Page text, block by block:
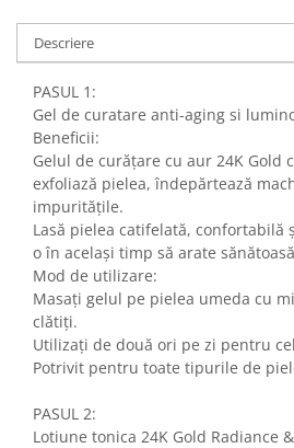
Descriere
PASUL 1:
Gel de curatare anti-aging si
Beneficii:
Gelul de curățare cu aur 24K Gold
exfoliază pielea, îndepărtează
impuritățile.
Lasă pielea catifelată, confortabilă
o în același timp să arate
Mod de utilizare:
Masați gelul pe pielea umeda cu
clătiți.
Utilizați de două ori pe zi pentru
Potrivit pentru toate tipurile de
PASUL 2:
Lotiune tonica 24K Gold Radiance